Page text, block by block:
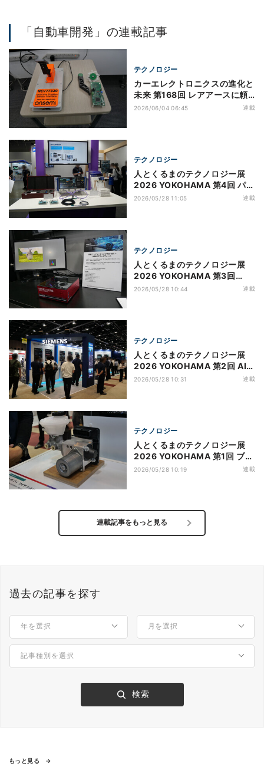
「自動車開発」の連載記事
テクノロジー
カーエレクトロニクスの進化と
未来 第168回 レアアースに頼
らず位置精度も高いインダクテ
2026/06/04 06:45 連載
テクノロジー
人とくるまのテクノロジー展
2026 YOKOHAMA 第4回 パー
トナーとともにOpenGMSLの
2026/05/28 11:05 連載
テクノロジー
人とくるまのテクノロジー展
2026 YOKOHAMA 第3回
Ryzen AI Embedded Proと
2026/05/28 10:44 連載
テクノロジー
人とくるまのテクノロジー展
2026 YOKOHAMA 第2回 AI×
クラウドで自動車の開発効率向
2026/05/28 10:31 連載
テクノロジー
人とくるまのテクノロジー展
2026 YOKOHAMA 第1回 ブレ
ーキとステアリングのバイワイ
2026/05/28 10:19 連載
連載記事をもっと見る
過去の記事を探す
もっと見る